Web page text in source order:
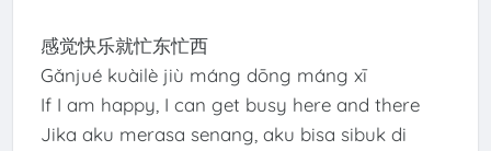
感觉快乐就忙东忙西
Gǎnjué kuàilè jiù máng dōng máng xī
If I am happy, I can get busy here and there
Jika aku merasa senang, aku bisa sibuk di